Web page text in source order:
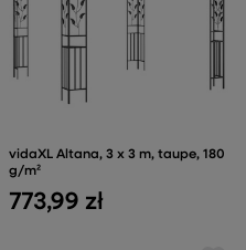
vidaXL Altana, 3 x 3 m, taupe, 180
g/m²
773,99 zł